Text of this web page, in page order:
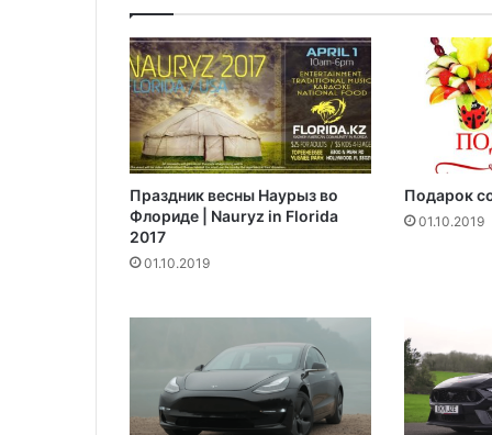
р
а
н
е
е
п
р
е
д
у
п
р
б
Праздник весны Наурыз во
Флориде | Nauryz in Florida
2017
01.10.2019
Подарок
01.10.2019